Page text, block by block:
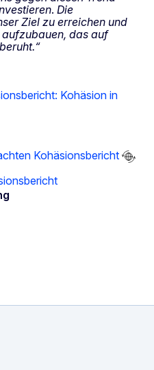
. Die
Ziel zu erreichen und
das auf
Kohäsion in
Kohäsionsbericht